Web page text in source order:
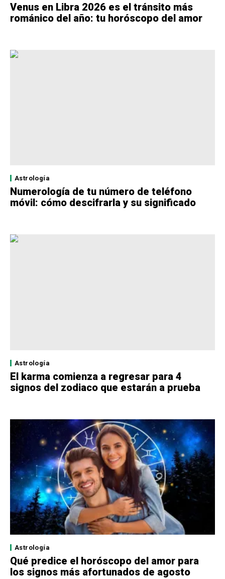
Venus en Libra 2026 es el tránsito más
románico del año: tu horóscopo del amor
Astrología
Numerología de tu número de teléfono
móvil: cómo descifrarla y su significado
Astrología
El karma comienza a regresar para 4
signos del zodiaco que estarán a prueba
Astrología
Qué predice el horóscopo del amor para
los signos más afortunados de agosto